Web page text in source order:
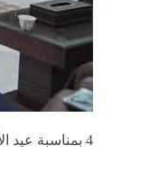
4 بمناسبة عيد الأضحى محافظ حمص يستقبل وفود المهنئين من الوجهاء والأهالي